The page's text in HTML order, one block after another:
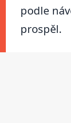
podle
prospěl.